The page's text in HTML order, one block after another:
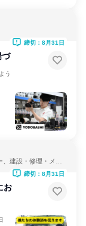
う
締切：8月31日
建設・修理・メン
お
締切：8月31日